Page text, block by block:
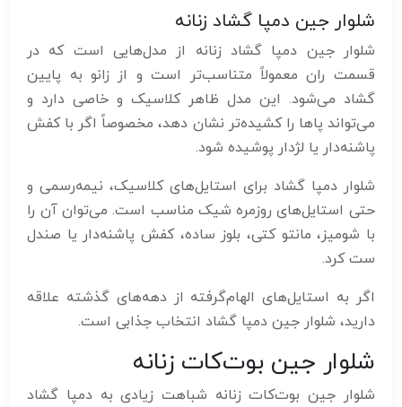
شلوار جین دمپا گشاد زنانه
شلوار جین دمپا گشاد زنانه از مدل‌هایی است که در
قسمت ران معمولاً متناسب‌تر است و از زانو به پایین
گشاد می‌شود. این مدل ظاهر کلاسیک و خاصی دارد و
می‌تواند پاها را کشیده‌تر نشان دهد، مخصوصاً اگر با کفش
پاشنه‌دار یا لژدار پوشیده شود.
شلوار دمپا گشاد برای استایل‌های کلاسیک، نیمه‌رسمی و
حتی استایل‌های روزمره شیک مناسب است. می‌توان آن را
با شومیز، مانتو کتی، بلوز ساده، کفش پاشنه‌دار یا صندل
ست کرد.
اگر به استایل‌های الهام‌گرفته از دهه‌های گذشته علاقه
دارید، شلوار جین دمپا گشاد انتخاب جذابی است.
شلوار جین بوت‌کات زنانه
شلوار جین بوت‌کات زنانه شباهت زیادی به دمپا گشاد